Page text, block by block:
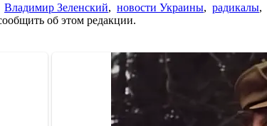
Владимир Зеленский, новости Украины, радикалы,
об этом редакции.